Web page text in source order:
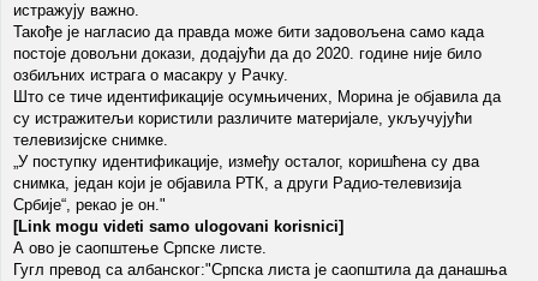
истражују важно.
Такође је нагласио да правда може бити задовољена само када
постоје довољни докази, додајући да до 2020. године није било
озбиљних истрага о масакру у Рачку.
Што се тиче идентификације осумњичених, Морина је објавила да
су истражитељи користили различите материјале, укључујући
телевизијске снимке.
„У поступку идентификације, између осталог, коришћена су два
снимка, један који је објавила РТК, а други Радио-телевизија
Србије“, рекао је он."
[Link mogu videti samo ulogovani korisnici]
А ово је саопштење Српске листе.
Гугл превод са албанског:"Српска листа је саопштила да данашња